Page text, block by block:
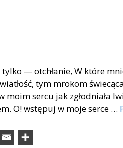
— otchłanie, W które
tym mrokom
moim sercu jak zgłodniała
O! wstępuj w moje serce …